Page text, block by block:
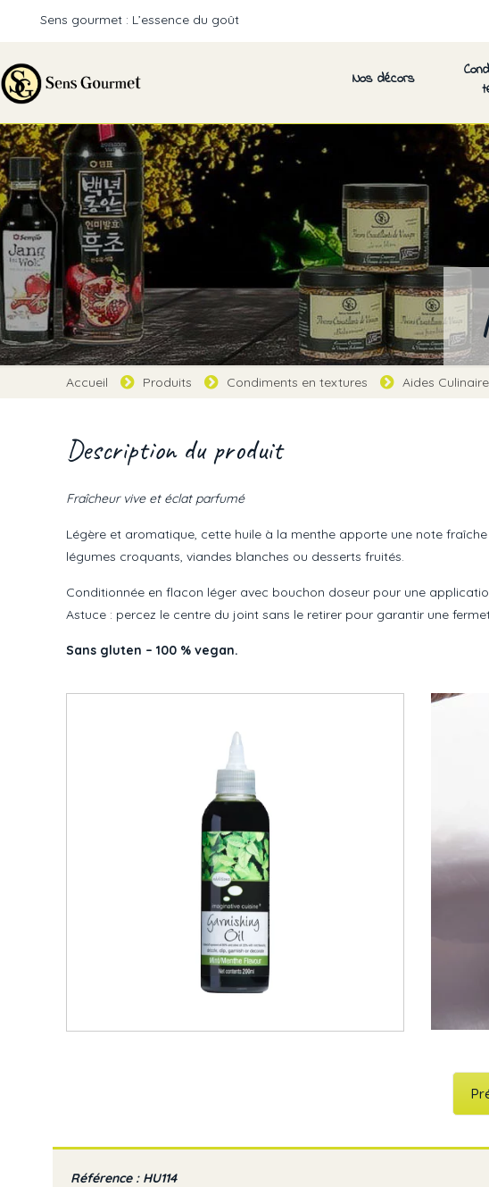
Sens gourmet : L’essence du goût
Nos décors
Accueil Produits Condiments en textures Aides
Description du produit
Fraîcheur vive et éclat parfumé
Légère et aromatique, cette huile à la menthe apporte une note
légumes croquants, viandes blanches ou desserts fruités.
Conditionnée en flacon léger avec bouchon doseur pour une
Astuce : percez le centre du joint sans le retirer pour garantir une
Sans gluten – 100 % vegan.
Référence : HU114